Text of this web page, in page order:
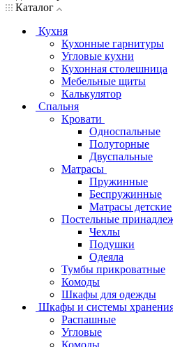
Каталог
Кухня
Кухонные гарнитуры
Угловые кухни
Кухонная столешница
Мебельные щиты
Калькулятор
Спальня
Кровати
Односпальные
Полуторные
Двуспальные
Матрасы
Пружинные
Беспружинные
Матрасы детские
Постельные
Чехлы
Подушки
Одеяла
Тумбы прикроватные
Комоды
Шкафы для одежды
Шкафы и системы
Распашные
Угловые
Комоды